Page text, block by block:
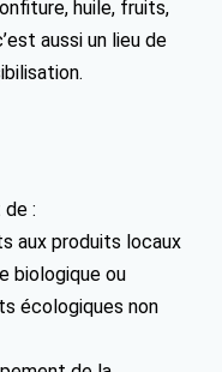
huile, fruits,
aussi un lieu de
:
aux produits locaux
biologique ou
écologiques non